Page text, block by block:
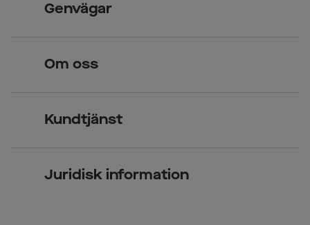
Över 70 butiker
Genvägar
Kontaktlinser
Om oss
Kundtjänst
Juridisk information